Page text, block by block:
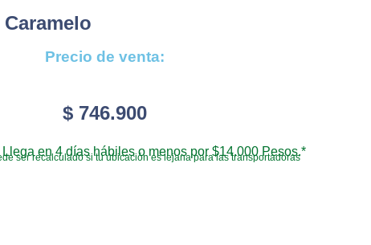
Precio de venta:
$746.900
Llega en 4 días hábiles o menos por $14.000 Pesos.*
ser recalculado si tu ubicación es lejana para las transportadoras